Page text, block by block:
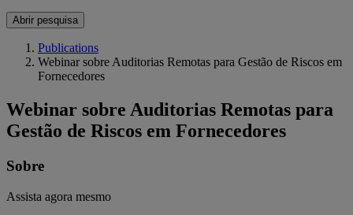
Abrir pesquisa
Publications
Webinar sobre Auditorias Remotas para Gestão de Riscos em
Fornecedores
Webinar sobre Auditorias Remotas para
Gestão de Riscos em Fornecedores
Sobre
Assista agora mesmo